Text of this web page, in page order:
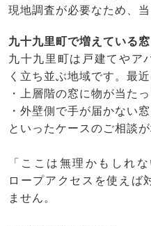
現地調査が必要なため、
九十九里町で増えている
九十九里町は戸建てやア
く立ち並ぶ地域です。最近
・上層階の窓に物が当た
・外壁側で手が届かない
といったケースのご相談が
「ここは無理かもしれ
ロープアクセスを使えば
ません。